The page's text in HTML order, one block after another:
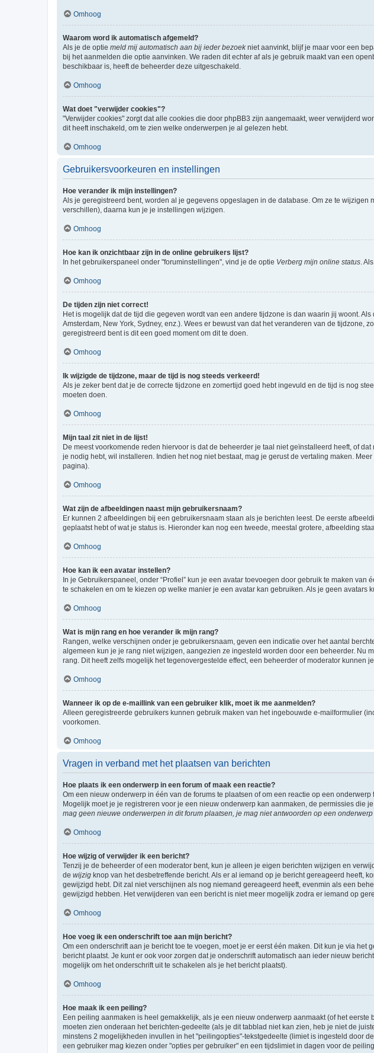
Omhoog
Waarom word ik automatisch afgemeld?
Als je de optie meld mij automatisch aan bij ieder bezoekniet aanvinkt, blijf je maar voor een
bij het aanmelden die optie aanvinken. We raden dit echter af als je gebruik maakt van een
beschikbaar is, heeft de beheerder deze uitgeschakeld.
Omhoog
Wat doet "verwijder cookies"?
"Verwijder cookies" zorgt dat alle cookies die door phpBB3 zijn aangemaakt, weer verwijderd
dit heeft inschakeld, om te zien welke onderwerpen je al gelezen hebt.
Omhoog
Gebruikersvoorkeuren en instellingen
Hoe verander ik mijn instellingen?
Als je geregistreerd bent, worden al je gegevens opgeslagen in de database. Om ze te wijzigen
verschillen), daarna kun je je instellingen wijzigen.
Omhoog
Hoe kan ik onzichtbaar zijn in de online gebruikers lijst?
In het gebruikerspaneel onder "foruminstellingen", vind je de optie Verberg mijn online status .
Omhoog
De tijden zijn niet correct!
Het is mogelijk dat de tijd die gegeven wordt van een andere tijdzone is dan waarin jij woont.
Amsterdam, New York, Sydney, enz.). Wees er bewust van dat het veranderen van de
geregistreerd bent is dit een goed moment om dit te doen.
Omhoog
Ik wijzigde de tijdzone, maar de tijd is nog steeds verkeerd!
Als je zeker bent dat je de correcte tijdzone en zomertijd goed hebt ingevuld en de tijd is nog
moeten doen.
Omhoog
Mijn taal zit niet in de lijst!
De meest voorkomende reden hiervoor is dat de beheerder je taal niet geïnstalleerd heeft, of
je nodig hebt, wil installeren. Indien het nog niet bestaat, mag je gerust de vertaling maken.
pagina).
Omhoog
Wat zijn de afbeeldingen naast mijn gebruikersnaam?
Er kunnen 2 afbeeldingen bij een gebruikersnaam staan als je berichten leest. De eerste
geplaatst hebt of wat je status is. Hieronder kan nog een tweede, meestal grotere, afbeelding
Omhoog
Hoe kan ik een avatar instellen?
In je Gebruikerspaneel, onder “Profiel” kun je een avatar toevoegen door gebruik te maken
te schakelen en om te kiezen op welke manier je een avatar kan gebruiken. Als je geen
Omhoog
Wat is mijn rang en hoe verander ik mijn rang?
Rangen, welke verschijnen onder je gebruikersnaam, geven een indicatie over het aantal
algemeen kun je je rang niet wijzigen, aangezien ze ingesteld worden door een beheerder. Nu
rang. Dit heeft zelfs mogelijk het tegenovergestelde effect, een beheerder of moderator kunnen
Omhoog
Wanneer ik op de e-maillink van een gebruiker klik, moet ik me aanmelden?
Alleen geregistreerde gebruikers kunnen gebruik maken van het ingebouwde e-mailformulier
voorkomen.
Omhoog
Vragen in verband met het plaatsen van berichten
Hoe plaats ik een onderwerp in een forum of maak een reactie?
Om een nieuw onderwerp in één van de forums te plaatsen of om een reactie op een
Mogelijk moet je je registreren voor je een nieuw onderwerp kan aanmaken, de permissies die
mag geen nieuwe onderwerpen in dit forum plaatsen, je mag niet antwoorden op een onderwerp
Omhoog
Hoe wijzig of verwijder ik een bericht?
Tenzij je de beheerder of een moderator bent, kun je alleen je eigen berichten wijzigen en
de wijzig knop van het desbetreffende bericht. Als er al iemand op je bericht gereageerd heeft,
gewijzigd hebt. Dit zal niet verschijnen als nog niemand gereageerd heeft, evenmin als een
gewijzigd hebben. Het verwijderen van een bericht is niet meer mogelijk zodra er iemand op
Omhoog
Hoe voeg ik een onderschrift toe aan mijn bericht?
Om een onderschrift aan je bericht toe te voegen, moet je er eerst één maken. Dit kun je via het
bericht plaatst. Je kunt er ook voor zorgen dat je onderschrift automatisch aan ieder nieuw
mogelijk om het onderschrift uit te schakelen als je het bericht plaatst).
Omhoog
Hoe maak ik een peiling?
Een peiling aanmaken is heel gemakkelijk, als je een nieuw onderwerp aanmaakt (of het
moeten zien onderaan het berichten-gedeelte (als je dit tabblad niet kan zien, heb je niet de
minstens 2 mogelijkheden invullen in het "peilingopties"-tekstgedeelte (limiet is ingesteld door
een gebruiker mag kiezen onder "opties per gebruiker" en een tijdslimiet in dagen voor de